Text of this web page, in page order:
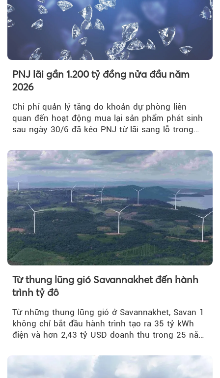
PNJ lãi gần 1.200 tỷ đồng nửa đầu năm
2026
Chi phí quản lý tăng do khoản dự phòng liên
quan đến hoạt động mua lại sản phẩm phát sinh
sau ngày 30/6 đã kéo PNJ từ lãi sang lỗ trong
Từ thung lũng gió Savannakhet đến hành
trình tỷ đô
Từ những thung lũng gió ở Savannakhet, Savan 1
không chỉ bắt đầu hành trình tạo ra 35 tỷ kWh
điện và hơn 2,43 tỷ USD doanh thu trong 25 năm